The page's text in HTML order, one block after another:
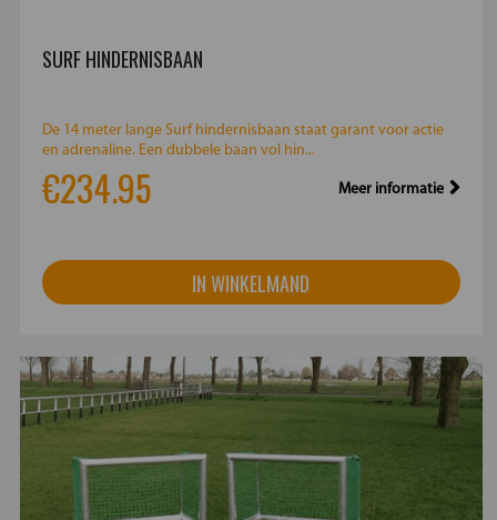
SURF HINDERNISBAAN
De 14 meter lange Surf hindernisbaan staat garant voor actie
en adrenaline. Een dubbele baan vol hin...
€234.95 Meer informatie
IN WINKELMAND